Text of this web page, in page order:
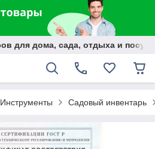
для дома, сада, отдыха и
Инструменты Садовый инвентарь